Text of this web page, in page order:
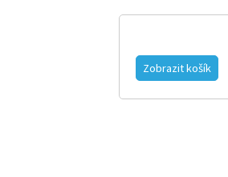
Zobrazit košík
KALENDÁŘ AKCÍ